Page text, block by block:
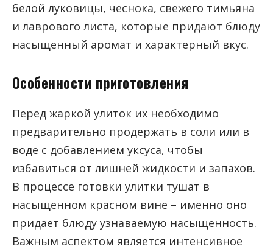
белой луковицы, чеснока, свежего тимьяна
и лаврового листа, которые придают блюду
насыщенный аромат и характерный вкус.
Особенности приготовления
Перед жаркой улиток их необходимо
предварительно продержать в соли или в
воде с добавлением уксуса, чтобы
избавиться от лишней жидкости и запахов.
В процессе готовки улитки тушат в
насыщенном красном вине – именно оно
придает блюду узнаваемую насыщенность.
Важным аспектом является интенсивное